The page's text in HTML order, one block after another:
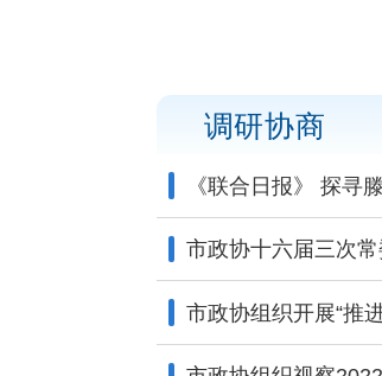
调研协商
《联合日报》 探寻
市政协十六届三次
市政协组织开展“推